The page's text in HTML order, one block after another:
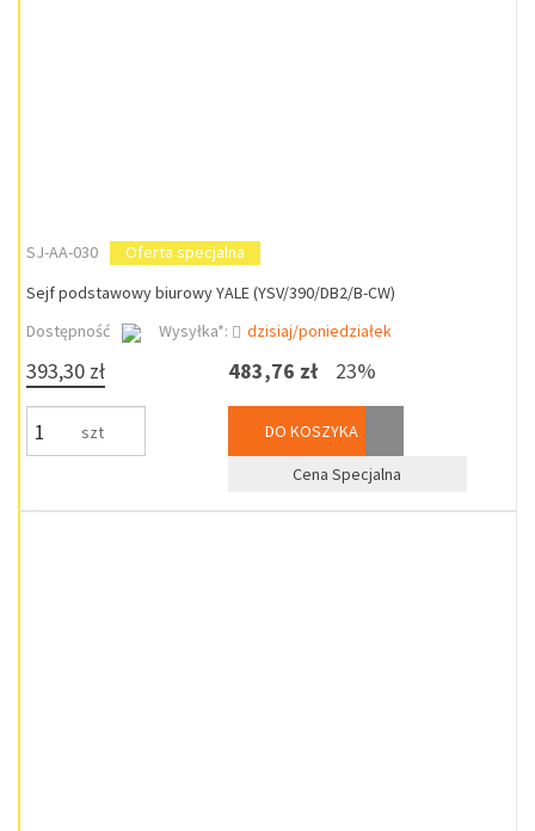
SJ-AA-030
Oferta specjalna
Sejf podstawowy biurowy YALE (YSV/390/DB2/B-CW)
Dostępność
Wysyłka*: dzisiaj/poniedziałek
393,30 zł
szt
483,76 zł 23%
DO KOSZYKA
Cena Specjalna